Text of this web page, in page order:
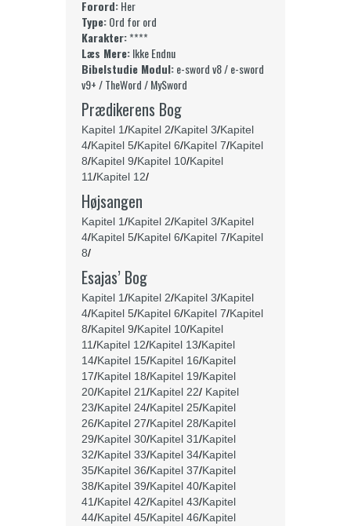
Forord:Her
Type:Ord for ord
Karakter:****
Læs Mere:Ikke Endnu
Bibelstudie Modul:e-sword v8 / e-sword
v9+ / TheWord / MySword
Prædikerens Bog
Kapitel 1/Kapitel 2/Kapitel 3/Kapitel
4/Kapitel 5/Kapitel 6/Kapitel 7/Kapitel
8/Kapitel 9/Kapitel 10/Kapitel
11/Kapitel 12/
Højsangen
Kapitel 1/Kapitel 2/Kapitel 3/Kapitel
4/Kapitel 5/Kapitel 6/Kapitel 7/Kapitel
8/
Esajas’ Bog
Kapitel 1/Kapitel 2/Kapitel 3/Kapitel
4/Kapitel 5/Kapitel 6/Kapitel 7/Kapitel
8/Kapitel 9/Kapitel 10/Kapitel
11/Kapitel 12/Kapitel 13/Kapitel
14/Kapitel 15/Kapitel 16/Kapitel
17/Kapitel 18/Kapitel 19/Kapitel
20/Kapitel 21/Kapitel 22/ Kapitel
23/Kapitel 24/Kapitel 25/Kapitel
26/Kapitel 27/Kapitel 28/Kapitel
29/Kapitel 30/Kapitel 31/Kapitel
32/Kapitel 33/Kapitel 34/Kapitel
35/Kapitel 36/Kapitel 37/Kapitel
38/Kapitel 39/Kapitel 40/Kapitel
41/Kapitel 42/Kapitel 43/Kapitel
44/Kapitel 45/Kapitel 46/Kapitel